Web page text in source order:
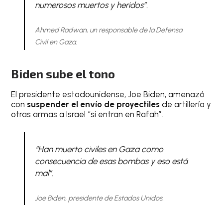
numerosos muertos y heridos”.
Ahmed Radwan, un responsable de la Defensa
Civil en Gaza.
Biden sube el tono
El presidente estadounidense, Joe Biden, amenazó
con suspender el envío de proyectiles de artillería y
otras armas a Israel “si entran en Rafah”.
“Han muerto civiles en Gaza como
consecuencia de esas bombas y eso está
mal”.
Joe Biden, presidente de Estados Unidos.